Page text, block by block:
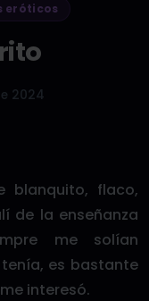
eróticos
2024
blanquito, flaco,
de la enseñanza
me solían
es bastante
interesó.